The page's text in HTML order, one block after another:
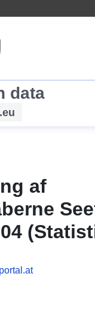
data
af